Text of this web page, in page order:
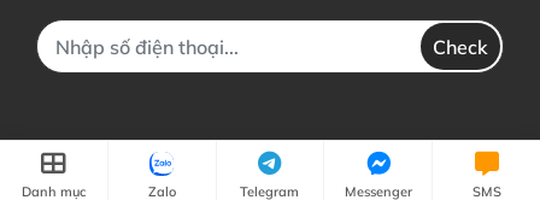
Check
Danh mục Zalo Telegram Messenger SMS